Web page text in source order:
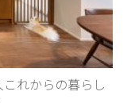
れからの暮らし